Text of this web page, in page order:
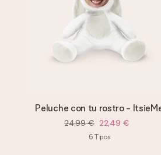
Peluche con tu rostro -
24,99 € 22,49 €
6 Tipos